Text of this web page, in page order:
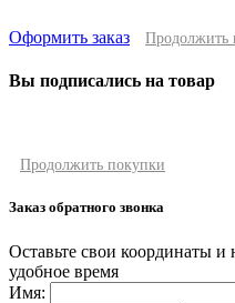
Оформить заказ Продолжить
Вы подписались на товар
Продолжить покупки
Заказ обратного звонка
Оставьте свои координаты
удобное время
Имя: